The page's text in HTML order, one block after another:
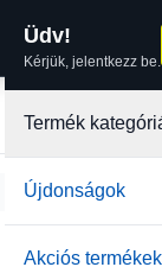
Üdv!
Kérjük, jelentkezz be.
Termék
Újdonságok
Akciós termékek